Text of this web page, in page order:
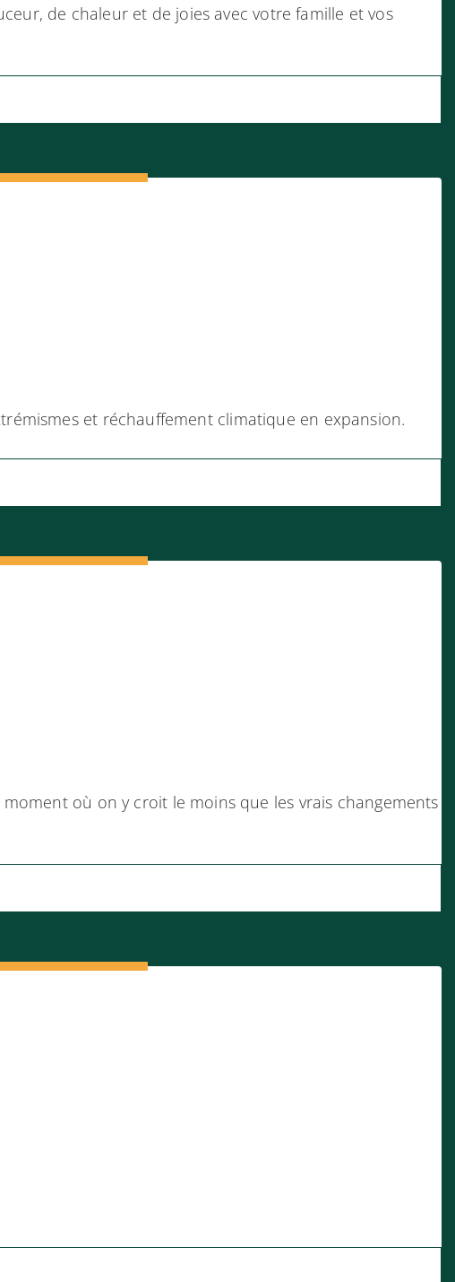
de chaleur et de joies avec votre famille et vos
et réchauffement climatique en expansion.
où on y croit le moins que les vrais changements